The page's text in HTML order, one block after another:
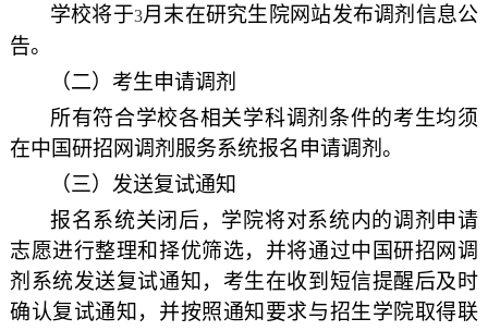
学校将于3月末在研究生院网站发布调剂信息公
告。
（二）考生申请调剂
所有符合学校各相关学科调剂条件的考生均须
在中国研招网调剂服务系统报名申请调剂。
（三）发送复试通知
报名系统关闭后，学院将对系统内的调剂申请
志愿进行整理和择优筛选，并将通过中国研招网调
剂系统发送复试通知，考生在收到短信提醒后及时
确认复试通知，并按照通知要求与招生学院取得联